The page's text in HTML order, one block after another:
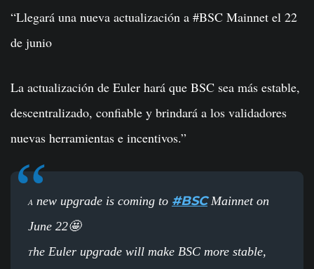
“Llegará una nueva actualización a #BSC Mainnet el 22
de junio
La actualización de Euler hará que BSC sea más estable,
descentralizado, confiable y brindará a los validadores
nuevas herramientas e incentivos.”
A new upgrade is coming to #BSCMainnet on
June 22🤩
The Euler upgrade will make BSC more stable,